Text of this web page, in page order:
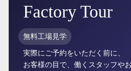
Factory Tour
無料工場見学
実際にご予約をいただく前に、
お客様の目で、働くスタッフや